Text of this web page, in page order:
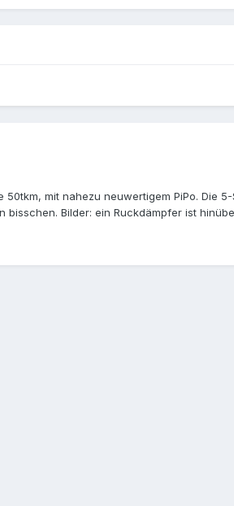
mit nahezu neuwertigem PiPo.
Bilder: ein Ruckdämpfer ist